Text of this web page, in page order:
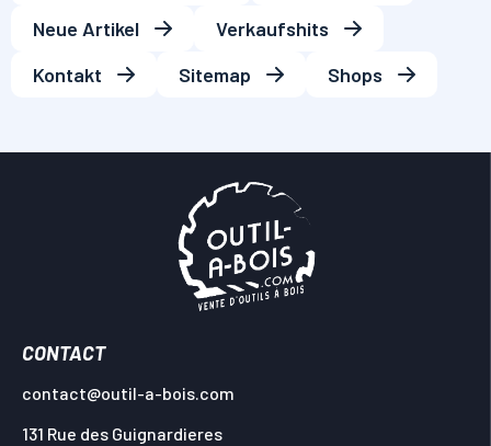
Neue Artikel
Verkaufshits
Kontakt
Sitemap Shops
CONTACT
contact@outil-a-bois.com
131 Rue des Guignardieres